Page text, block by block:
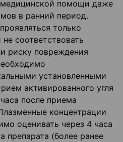
медицинской помощи даже
в ранний период.
только
соответствовать
риску повреждения
установленными
активированного угля
после приема
концентрации
оценивать через 4 часа
препарата (более ранее